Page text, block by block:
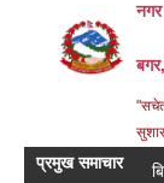
नगर
"सचेत
प्रमुख समाचार